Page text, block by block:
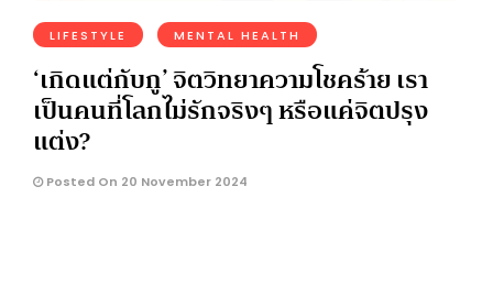
LIFESTYLE MENTAL HEALTH
‘เกิดแต่กับกู’ จิตวิทยาความโชคร้าย เรา
เป็นคนที่โลกไม่รักจริงๆ หรือแค่จิตปรุง
แต่ง?
Posted On 20 November 2024